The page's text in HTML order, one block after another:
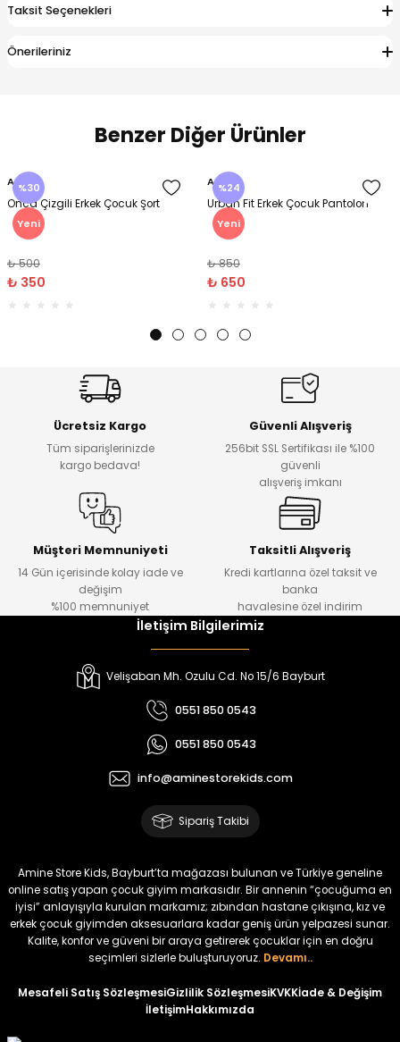
Taksit Seçenekleri
Önerileriniz
Benzer Diğer Ürünler
%30
Yeni
Amine
Onca Çizgili Erkek Çocuk Şort
₺ 500
₺ 350
%24
Yeni
Amine
Urban Fit Erkek Çocuk Pantolon
₺ 850
₺ 650
Ücretsiz Kargo
Tüm siparişlerinizde
kargo bedava!
Güvenli Alışveriş
256bit SSL Sertifikası ile %100
güvenli
alışveriş imkanı
Müşteri Memnuniyeti
14 Gün içerisinde kolay iade ve
değişim
%100 memnuniyet
Taksitli Alışveriş
Kredi kartlarına özel taksit ve
banka
havalesine özel indirim
İletişim Bilgilerimiz
Velişaban Mh. Ozulu Cd. No 15/6 Bayburt
0551 850 0543
0551 850 0543
info@aminestorekids.com
Sipariş Takibi
Amine Store Kids, Bayburt’ta mağazası bulunan ve Türkiye geneline
online satış yapan çocuk giyim markasıdır. Bir annenin “çocuğuma en
iyisi” anlayışıyla kurulan markamız; zıbından hastane çıkışına, kız ve
erkek çocuk giyimden aksesuarlara kadar geniş ürün yelpazesi sunar.
Kalite, konfor ve güveni bir araya getirerek çocuklar için en doğru
seçimleri sizlerle buluşturuyoruz. Devamı..
Mesafeli Satış SözleşmesiGizlilik SözleşmesiKVKKİade & Değişim
İletişimHakkımızda